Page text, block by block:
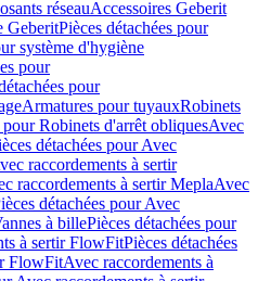
réseauAccessoires Geberit
GeberitPièces détachées pour
système d'hygiène
pour
pour
Armatures pour tuyauxRobinets
pour Robinets d'arrêt obliquesAvec
détachées pour Avec
raccordements à sertir
raccordements à sertir MeplaAvec
détachées pour Avec
à billePièces détachées pour
à sertir FlowFitPièces détachées
FlowFitAvec raccordements à